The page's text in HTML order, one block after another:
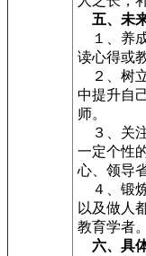
五、未
１、养
读心得或
２、树
中提升自
师。
３、关
一定个性
心、领导
４、锻
以及做人
教育学者。
六、具